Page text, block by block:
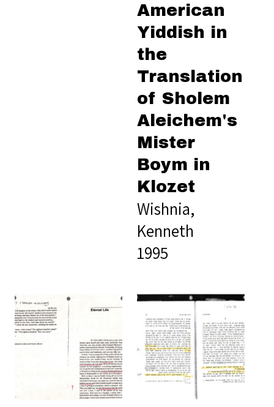
American
Yiddish in
the
Translation
of Sholem
Aleichem's
Mister
Boym in
Klozet
Wishnia,
Kenneth
1995